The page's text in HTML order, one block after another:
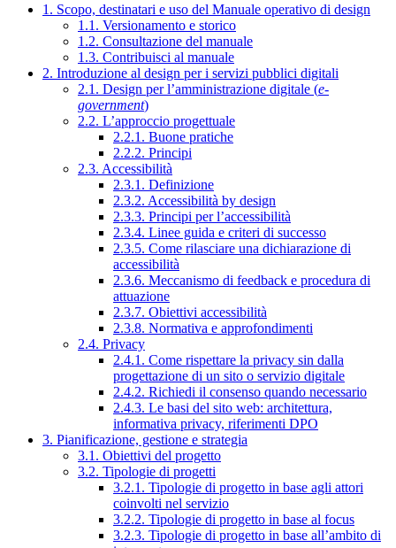
1. Scopo, destinatari e uso del Manuale operativo di design
1.1. Versionamento e storico
1.2. Consultazione del manuale
1.3. Contribuisci al manuale
2. Introduzione al design per i servizi pubblici digitali
2.1. Design per l’amministrazione digitale (e-
government)
2.2. L’approccio progettuale
2.2.1. Buone pratiche
2.2.2. Principi
2.3. Accessibilità
2.3.1. Definizione
2.3.2. Accessibilità by design
2.3.3. Principi per l’accessibilità
2.3.4. Linee guida e criteri di successo
2.3.5. Come rilasciare una dichiarazione di
accessibilità
2.3.6. Meccanismo di feedback e procedura di
attuazione
2.3.7. Obiettivi accessibilità
2.3.8. Normativa e approfondimenti
2.4. Privacy
2.4.1. Come rispettare la privacy sin dalla
progettazione di un sito o servizio digitale
2.4.2. Richiedi il consenso quando necessario
2.4.3. Le basi del sito web: architettura,
informativa privacy, riferimenti DPO
3. Pianificazione, gestione e strategia
3.1. Obiettivi del progetto
3.2. Tipologie di progetti
3.2.1. Tipologie di progetto in base agli attori
coinvolti nel servizio
3.2.2. Tipologie di progetto in base al focus
3.2.3. Tipologie di progetto in base all’ambito di